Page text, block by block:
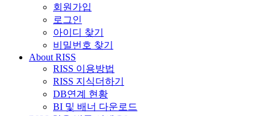
회원가입
로그인
아이디 찾기
비밀번호 찾기
About RISS
RISS 이용방법
RISS 지식더하기
DB연계 현황
BI 및 배너 다운로드